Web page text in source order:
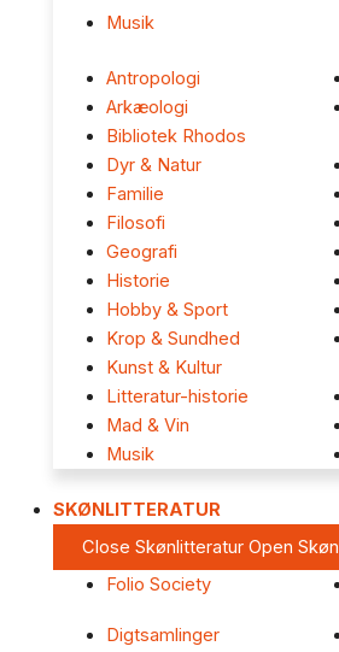
Musik
Antropologi
Arkæologi
Bibliotek Rhodos
Dyr & Natur
Familie
Filosofi
Geografi
Historie
Hobby & Sport
Krop & Sundhed
Kunst & Kultur
Litteratur-historie
Mad & Vin
Musik
SKØNLITTERATUR
Close Skønlitteratur Open
Folio Society
Digtsamlinger